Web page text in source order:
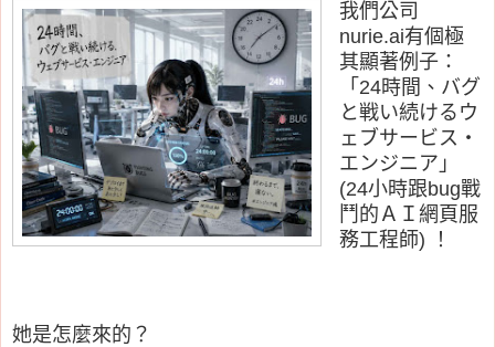
我們公司
nurie.ai有個極
其顯著例子：
「24時間、バグ
と戦い続けるウ
ェブサービス・
エンジニア」
(24小時跟bug戰
鬥的ＡＩ網頁服
務工程師) ！
她是怎麼來的？